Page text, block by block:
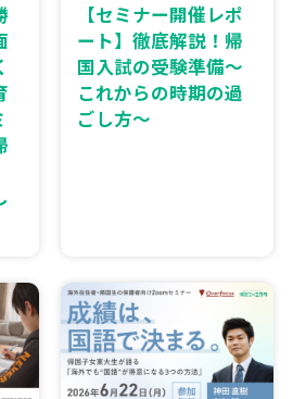
【セミナー開催レポ
ート】徹底解説！帰
国入試の受験準備〜
これからの時期の過
ごし方〜